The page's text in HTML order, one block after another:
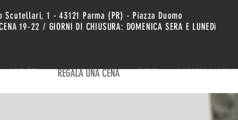
Scutellari, 1 - 43121 Parma (PR) - Piazza Duomo
19-22 / GIORNI DI CHIUSURA: DOMENICA SERA E LUNEDì
PRENOTA REGALA UNA CENA EVENTI I NOSTRI